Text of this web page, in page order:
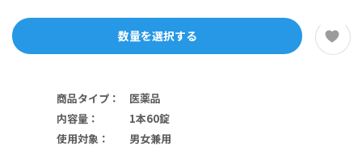
数量を選択する
商品タイプ ：
医薬品
内容量 ：
1本60錠
使用対象 ：
男女兼用